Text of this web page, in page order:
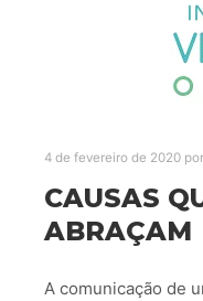
4 de fevereiro de 2020 por
CAUSAS
ABRAÇAM
A comunicação de